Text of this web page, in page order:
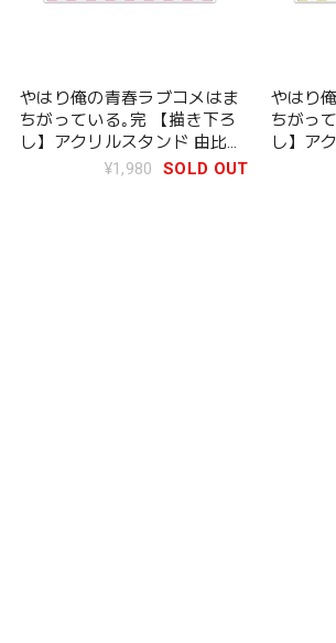
やはり俺の青春ラブコメはま
ちがっている｡完 【描き下ろ
し】アクリルスタンド 由比ヶ
浜結衣(水着)¥1,980 SOLD OUT
やはり
ちがっ
し】ア